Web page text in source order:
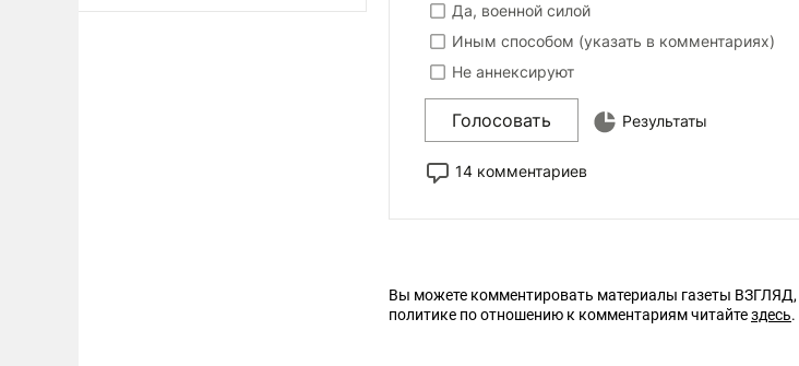
Да, военной силой
Иным способом (указать в комментариях)
Не аннексируют
Голосовать Результаты
14 комментариев
Вы можете комментировать материалы газеты ВЗГЛЯД,
политике по отношению к комментариям читайтездесь.